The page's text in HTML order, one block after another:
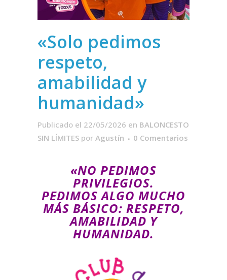
«Solo pedimos
respeto,
amabilidad y
humanidad»
Publicado el 22/05/2026 en BALONCESTO
SIN LÍMITES por Agustín 0 Comentarios
«NO PEDIMOS
PRIVILEGIOS.
PEDIMOS ALGO MUCHO
MÁS BÁSICO: RESPETO,
AMABILIDAD Y
HUMANIDAD.